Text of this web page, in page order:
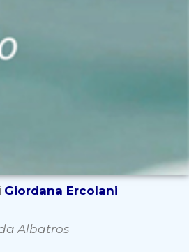
Giordana Ercolani
Albatros